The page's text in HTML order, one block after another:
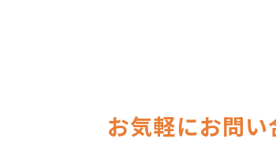
お気軽にお問